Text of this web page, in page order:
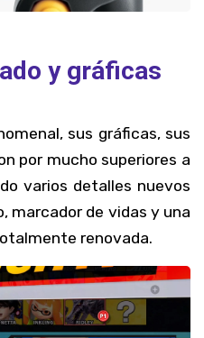
y gráficas
sus gráficas, sus
por mucho superiores a
varios detalles nuevos
marcador de vidas y una
renovada.